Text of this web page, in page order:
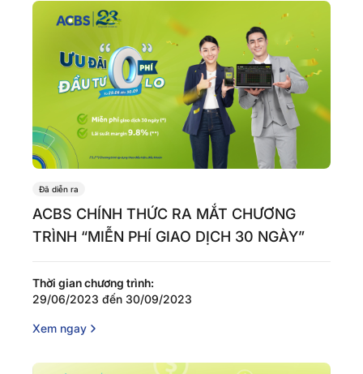
Đã diễn ra
ACBS CHÍNH THỨC RA MẮT CHƯƠNG
TRÌNH “MIỄN PHÍ GIAO DỊCH 30 NGÀY”
Thời gian chương trình:
29/06/2023 đến 30/09/2023
Xem ngay